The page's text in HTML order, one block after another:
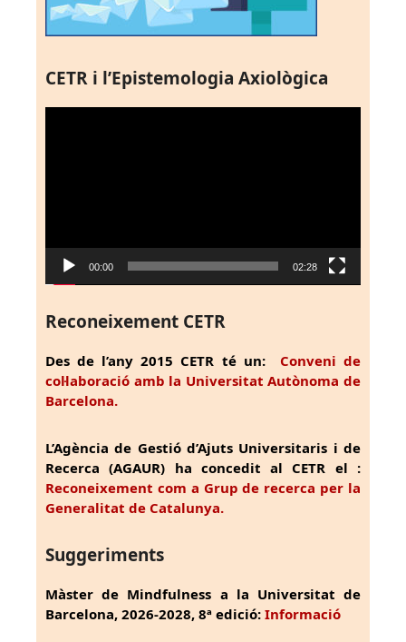
CETR i l’Epistemologia Axiològica
00:00 02:28
Reconeixement CETR
Des de l’any 2015 CETR té un: Conveni de
col·laboració amb la Universitat Autònoma de
Barcelona.
L’Agència de Gestió d’Ajuts Universitaris i de
Recerca (AGAUR) ha concedit al CETR el :
Reconeixement com a Grup de recerca per la
Generalitat de Catalunya.
Suggeriments
Màster de Mindfulness a la Universitat de
Barcelona, 2026-2028, 8ª edició: Informació